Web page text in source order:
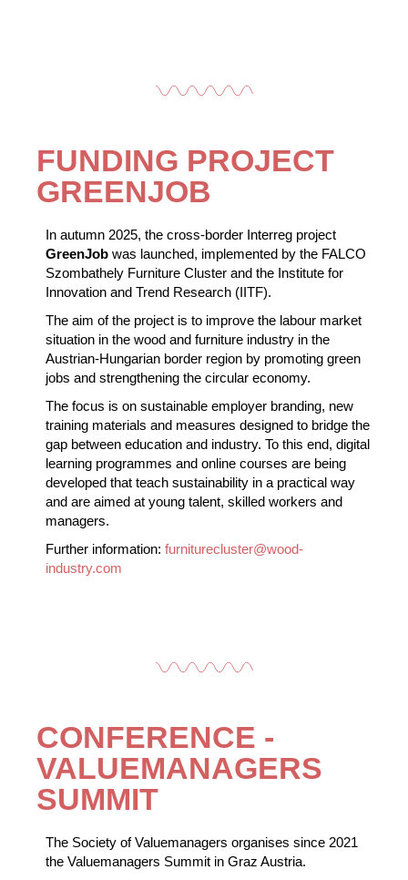
FUNDING PROJECT
GREENJOB
In autumn 2025, the cross-border Interreg project
GreenJob was launched, implemented by the FALCO
Szombathely Furniture Cluster and the Institute for
Innovation and Trend Research (IITF).
The aim of the project is to improve the labour market
situation in the wood and furniture industry in the
Austrian-Hungarian border region by promoting green
jobs and strengthening the circular economy.
The focus is on sustainable employer branding, new
training materials and measures designed to bridge the
gap between education and industry. To this end, digital
learning programmes and online courses are being
developed that teach sustainability in a practical way
and are aimed at young talent, skilled workers and
managers.
Further information: furniturecluster@wood-
industry.com
CONFERENCE -
VALUEMANAGERS
SUMMIT
The Society of Valuemanagers organises since 2021
the Valuemanagers Summit in Graz Austria.